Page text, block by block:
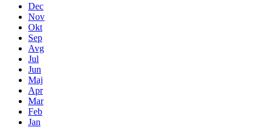
Dec
Nov
Okt
Sep
Avg
Jul
Jun
Maj
Apr
Mar
Feb
Jan